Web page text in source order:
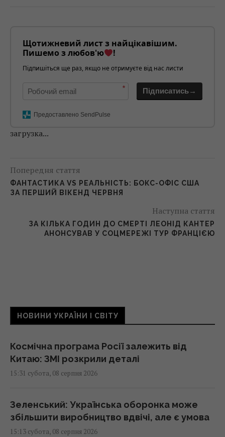
Щотижневий лист з найцікавішим.
Пишемо з любов'ю
!
Підпишіться ще раз, якщо не отримуєте від нас листи
* Підписатись→
Предоставлено SendPulse
загрузка...
Попередня стаття
ФАНТАСТИКА VS РЕАЛЬНІСТЬ: БОКС-ОФІС США
ЗА ПЕРШИЙ ВІКЕНД ЧЕРВНЯ
Наступна стаття
ЗА КІЛЬКА ГОДИН ДО СМЕРТІ ЛЕОНІД КАНТЕР
АНОНСУВАВ У СОЦМЕРЕЖІ ТУР ФРАНЦІЄЮ
НОВИНИ УКРАЇНИ І СВІТУ
Космічна програма Росії залежить від
Китаю: ЗМІ розкрили деталі
15:31 субота, 08 серпня 2026
Зеленський: Українська оборонка може
збільшити виробництво вдвічі, але є умова
15:13 субота, 08 серпня 2026